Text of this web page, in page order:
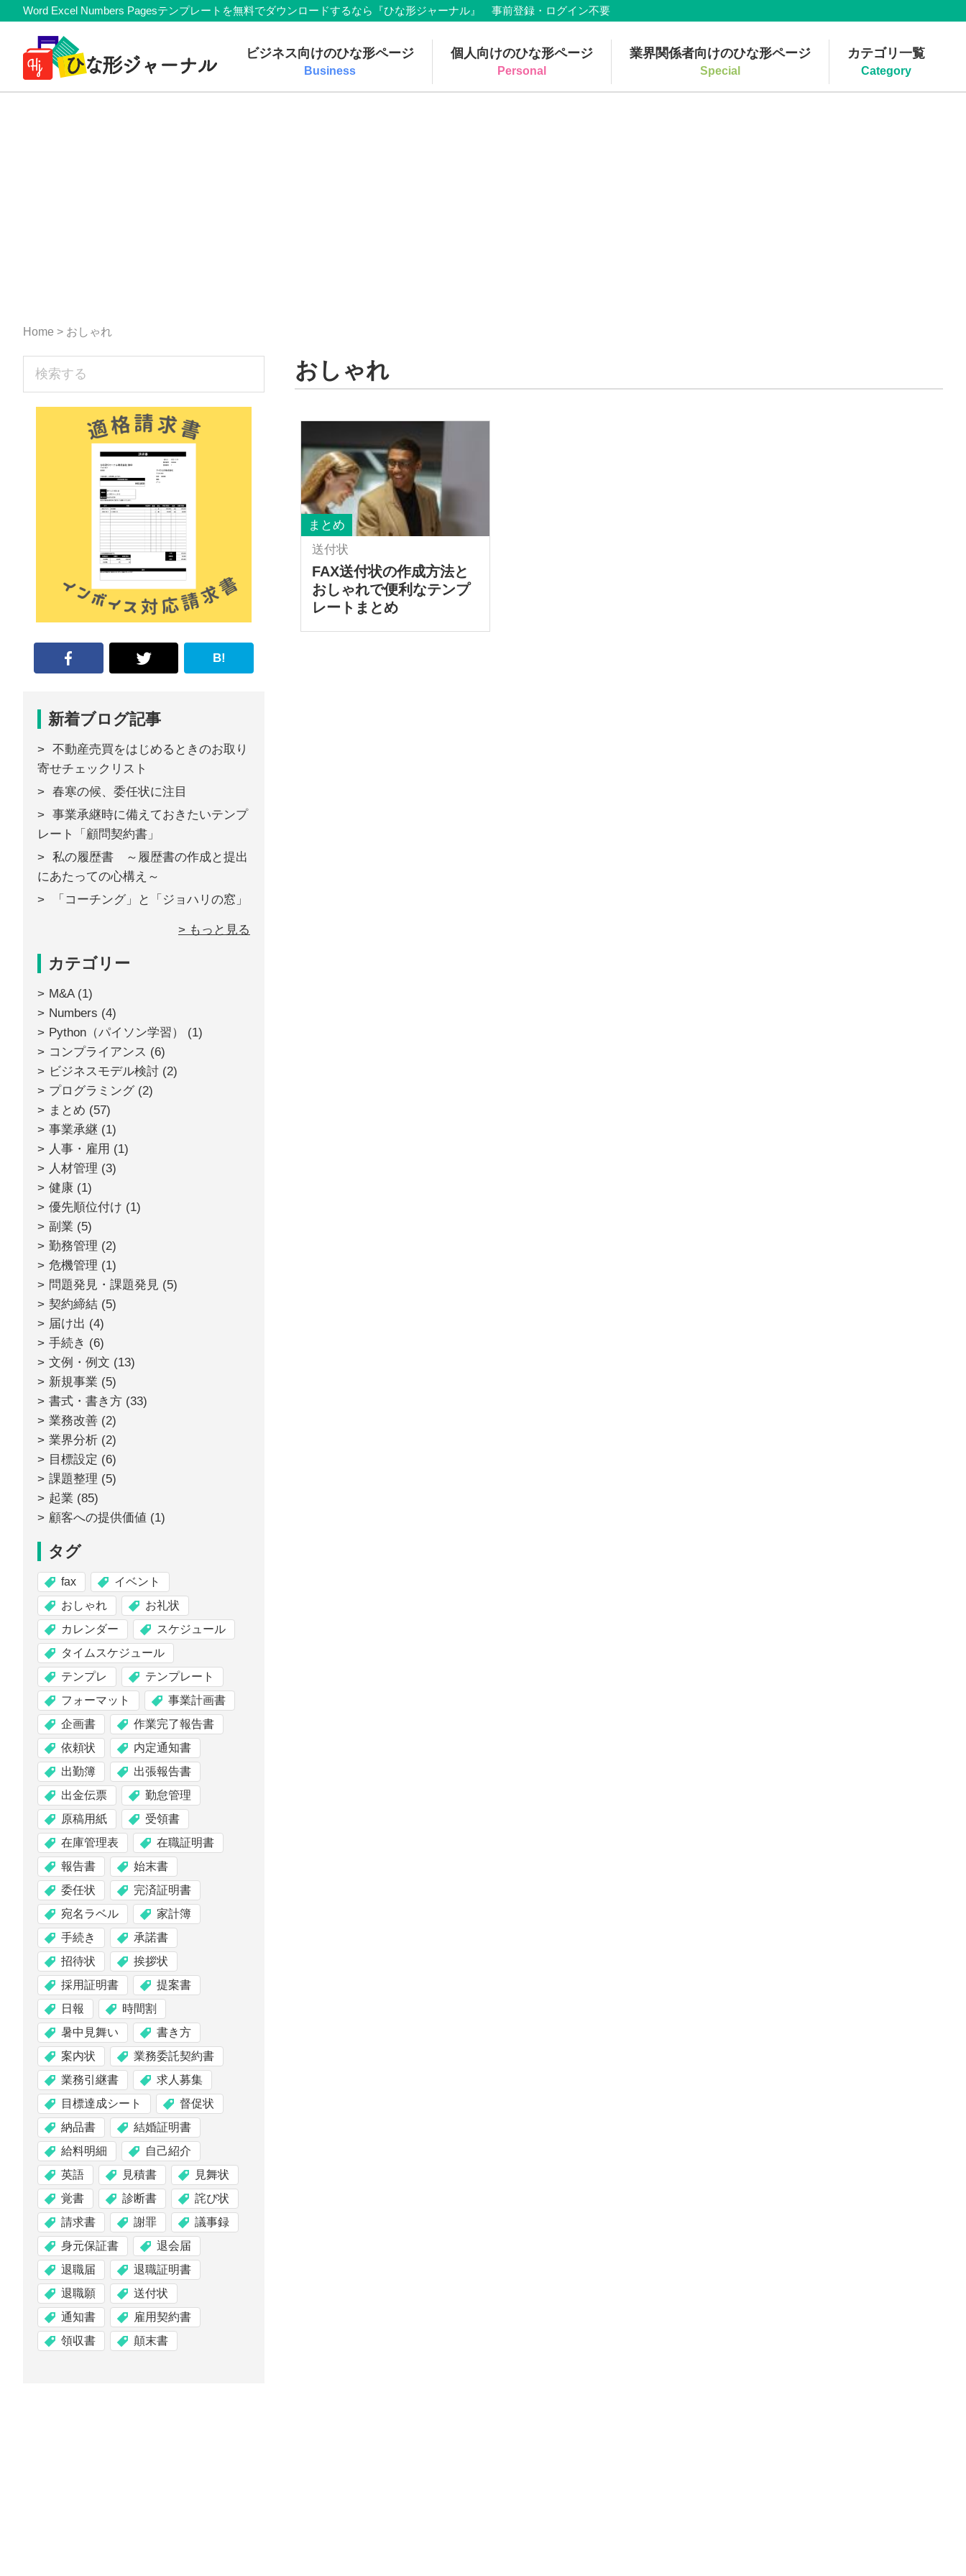
Skip
primary
navigation
Skip
content
Skip
primary
sidebar
Skip
footer
Member
Navigation
Word Excel Numbers Pagesテンプレートを無料でダウンロードするなら『ひな形ジャーナル』 事前登録・ログイン不要
料
テ
形
ャ
ビジネス向けのひな形ページ
Business
個人向けのひな形ページ
Personal
業界関係者向けのひな形ページ
Special
カテゴリ一覧
Category
Home > おしゃれ
おしゃれ
まとめ
送付状
FAX送付状の作成方法と
おしゃれで便利なテンプ
レートまとめ
sidebar
B!
新着ブログ記事
不動産売買をはじめるときのお取り
寄せチェックリスト
春寒の候、委任状に注目
事業承継時に備えておきたいテンプ
レート「顧問契約書」
私の履歴書 ～履歴書の作成と提出
にあたっての心構え～
「コーチング」と「ジョハリの窓」
> もっと見る
カテゴリー
M&A(1)
Numbers (4)
Python（パイソン学習）
(1)
コンプライアンス (6)
ビジネスモデル検討 (2)
プログラミング (2)
まとめ (57)
事業承継 (1)
人事・雇用 (1)
人材管理 (3)
健康 (1)
優先順位付け (1)
副業 (5)
勤務管理 (2)
危機管理 (1)
問題発見・課題発見 (5)
契約締結 (5)
届け出 (4)
手続き (6)
文例・例文 (13)
新規事業 (5)
書式・書き方 (33)
業務改善 (2)
業界分析 (2)
目標設定 (6)
課題整理 (5)
起業 (85)
顧客への提供価値 (1)
タグ
fax
イベント
おしゃれ
お礼状
カレンダー
スケジュール
タイムスケジュール
テンプレ
テンプレート
フォーマット
事業計画書
企画書
作業完了報告書
依頼状
内定通知書
出勤簿
出張報告書
出金伝票
勤怠管理
原稿用紙
受領書
在庫管理表
在職証明書
報告書
始末書
委任状
完済証明書
宛名ラベル
家計簿
手続き
承諾書
招待状
挨拶状
採用証明書
提案書
日報
時間割
暑中見舞い
書き方
案内状
業務委託契約書
業務引継書
求人募集
目標達成シート
督促状
納品書
結婚証明書
給料明細
自己紹介
英語
見積書
見舞状
覚書
診断書
詫び状
請求書
謝罪
議事録
身元保証書
退会届
退職届
退職証明書
退職願
送付状
通知書
雇用契約書
領収書
顛末書